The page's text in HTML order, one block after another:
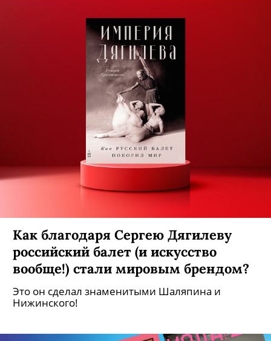
Как благодаря Сергею Дягилеву
российский балет (и искусство
вообще!) стали мировым брендом?
Это он сделал знаменитыми Шаляпина и
Нижинского!